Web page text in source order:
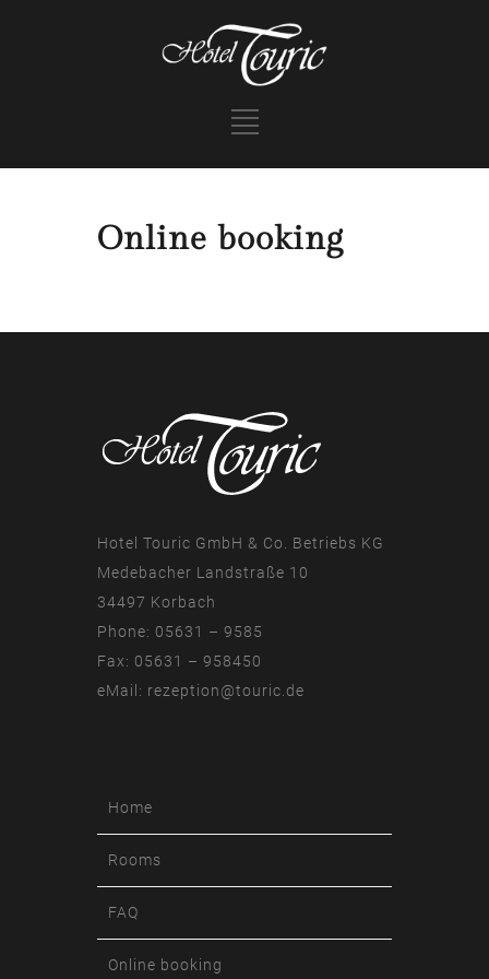
Online booking
Hotel Touric GmbH & Co. Betriebs KG
Medebacher Landstraße 10
34497 Korbach
Phone: 05631 – 9585
Fax: 05631 – 958450
eMail: rezeption@touric.de
Home
Rooms
FAQ
Online booking